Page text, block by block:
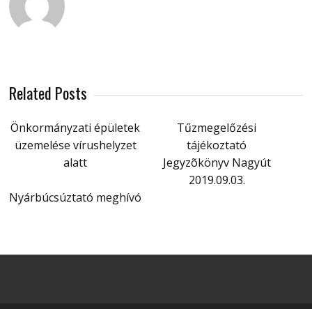
Related Posts
Önkormányzati épületek
üzemelése vírushelyzet
alatt
Tűzmegelőzési
tájékoztató
Jegyzõkönyv Nagyút
2019.09.03.
Nyárbúcsúztató meghívó